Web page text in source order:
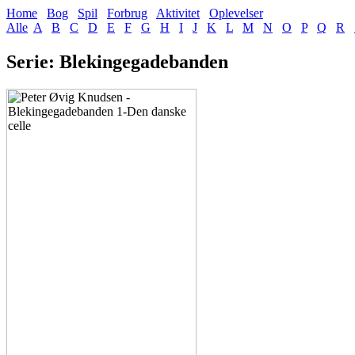
Home Bog Spil Forbrug Aktivitet
Oplevelser
Alle A B C D E F G H I J K L M N O P Q R
Serie: Blekingegadebanden